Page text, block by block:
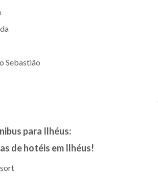
Sebastião
para Ilhéus:
de hotéis em Ilhéus!